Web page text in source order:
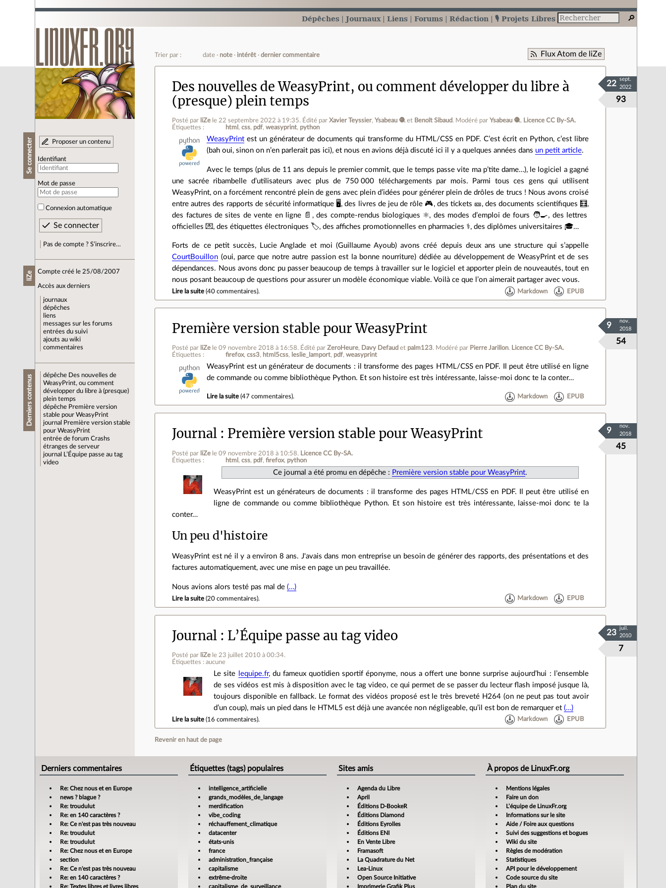
Dépêches Journaux Liens Forums Rédaction 🎙️ Projets Libres
Se connecter Proposer un contenu
Identifiant
Mot de passe
Connexion automatique
Pas de compte ? S’inscrire…
liZe Compte créé le 25/08/2007
Accès aux derniers
journaux
dépêches
liens
messages sur les forums
entrées du suivi
ajouts au wiki
commentaires
Derniers contenus dépêche Des nouvelles de
WeasyPrint, ou comment
développer du libre à (presque)
plein temps
dépêche Première version
stable pour WeasyPrint
journal
Première version stable
pour WeasyPrint
entrée de forum Crashs
étranges de serveur
journal
L’Équipe passe au tag
video
Flux Atom de liZe
Trier par : date note intérêt dernier commentaire
Des nouvelles de WeasyPrint, ou comment développer du libre à
(presque) plein temps
Posté par liZe le 22 septembre 2022 à 19:35. Édité par Xavier Teyssier, Ysabeau 🧶 et Benoît Sibaud. Modéré par Ysabeau 🧶. Licence CC By‑SA.
Étiquettes :
html css pdf weasyprint python
93
22
sept.
2022
WeasyPrint est un générateur de documents qui transforme du HTML/CSS en PDF. C’est écrit en Python, c’est libre
(bah oui, sinon on n’en parlerait pas ici), et nous en avions déjà discuté ici il y a quelques années dans un petit article.
Avec le temps (plus de 11 ans depuis le premier commit, que le temps passe vite ma p’tite dame…), le logiciel a gagné
une sacrée ribambelle d’utilisateurs avec plus de 750 000 téléchargements par mois. Parmi tous ces gens qui utilisent
WeasyPrint, on a forcément rencontré plein de gens avec plein d’idées pour générer plein de drôles de trucs ! Nous avons croisé
entre autres des rapports de sécurité informatique 🖥️, des livres de jeu de rôle 🎮️, des tickets 🎫️, des documents scientifiques 🧮️,
des factures de sites de vente en ligne 📄️, des compte-rendus biologiques ⚛️, des modes d’emploi de fours 🧑‍🍳️, des lettres
officielles 💌️, des étiquettes électroniques 🏷️, des affiches promotionnelles en pharmacies ⚕️, des diplômes universitaires 🎓️…
Forts de ce petit succès, Lucie Anglade et moi (Guillaume Ayoub) avons créé depuis deux ans une structure qui s’appelle
CourtBouillon (oui, parce que notre autre passion est la bonne nourriture) dédiée au développement de WeasyPrint et de ses
dépendances. Nous avons donc pu passer beaucoup de temps à travailler sur le logiciel et apporter plein de nouveautés, tout en
nous posant beaucoup de questions pour assurer un modèle économique viable. Voilà ce que l’on aimerait partager avec vous.
Lire la suite (40 commentaires). Markdown EPUB
Première version stable pour WeasyPrint
Posté par liZe le 09 novembre 2018 à 16:58. Édité parZeroHeure, Davy Defaud et palm123. Modéré par Pierre Jarillon. Licence CC By‑SA.
Étiquettes :
firefox css3 html5css leslie_lamport pdf weasyprint
54
9
nov.
2018
WeasyPrint est un générateur de documents : il transforme des pages HTML/CSS en PDF. Il peut être utilisé en ligne
de commande ou comme bibliothèque Python. Et son histoire est très intéressante, laisse‐moi donc te la conter…
Lire la suite (47 commentaires). Markdown EPUB
Journal Première version stable pour WeasyPrint
Posté par liZe le 09 novembre 2018 à 10:58. Licence CC By‑SA.
Étiquettes :
html css pdf firefox python
45
9
nov.
2018
Ce journal a été promu en dépêche : Première version stable pour WeasyPrint.
WeasyPrint est un générateurs de documents : il transforme des pages HTML/CSS en PDF. Il peut être utilisé en
ligne de commande ou comme bibliothèque Python. Et son histoire est très intéressante, laisse-moi donc te la
conter…
Un peu d'histoire
WeasyPrint est né il y a environ 8 ans. J'avais dans mon entreprise un besoin de générer des rapports, des présentations et des
factures automatiquement, avec une mise en page un peu travaillée.
Nous avions alors testé pas mal de(…)
Lire la suite (20 commentaires). Markdown EPUB
Journal L’Équipe passe au tag video
Posté par liZe le 23 juillet 2010 à 00:34.
Étiquettes : aucune
7
23
juil.
2010
Le site lequipe.fr, du fameux quotidien sportif éponyme, nous a offert une bonne surprise aujourd’hui : l’ensemble
de ses vidéos est mis à disposition avec le tag video, ce qui permet de se passer du lecteur flash imposé jusque là,
toujours disponible en fallback. Le format des vidéos proposé est le très breveté H264 (on ne peut pas tout avoir
d’un coup), mais un pied dans le HTML5 est déjà une avancée non négligeable, qu’il est bon de remarquer et(…)
Lire la suite (16 commentaires). Markdown EPUB
Revenir en haut de page
Derniers commentaires
Re: Chez nous et en Europe
news ? blague ?
Re: troudulut
Re: en 140 caractères ?
Re: Ce n'est pas très nouveau
Re: troudulut
Re: troudulut
Re: Chez nous et en Europe
section
Re: Ce n'est pas très nouveau
Re: en 140 caractères ?
Re: Textes libres et livres libres
Étiquettes (tags) populaires
intelligence_artificielle
grands_modèles_de_langage
merdification
vibe_coding
réchauffement_climatique
datacenter
états-unis
france
administration_française
capitalisme
extrême-droite
capitalisme_de_surveillance
Sites amis
Agenda du Libre
April
Éditions D-BookeR
Éditions Diamond
Éditions Eyrolles
Éditions ENI
En Vente Libre
Framasoft
La Quadrature du Net
Lea-Linux
Open Source Initiative
Imprimerie Grafik Plus
À propos de LinuxFr.org
Mentions légales
Faire un don
L’équipe de LinuxFr.org
Informations sur le site
Aide / Foire aux questions
Suivi des suggestions et bogues
Wiki du site
Règles de modération
Statistiques
API pour le développement
Code source du site
Plan du site